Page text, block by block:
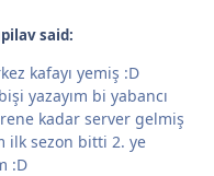
said:
kafayı yemiş :D
yazayım bi yabancı
kadar server gelmiş
ilk sezon bitti 2. ye
:D